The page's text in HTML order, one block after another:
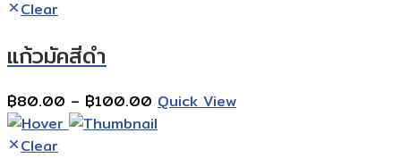
Clear
แก้วมัคสีดำ
฿80.00 – ฿100.00 Price
range:
Quick View
Clear